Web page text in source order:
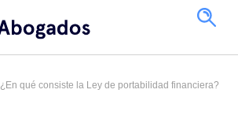
¿En qué consiste la Ley de portabilidad financiera?